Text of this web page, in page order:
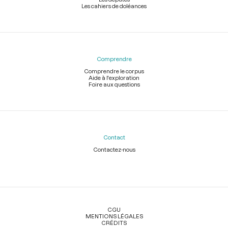
Les cahiers de doléances
Comprendre
Comprendre le corpus
Aide à l'exploration
Foire aux questions
Contact
Contactez-nous
Légal
CGU
MENTIONS LÉGALES
CRÉDITS